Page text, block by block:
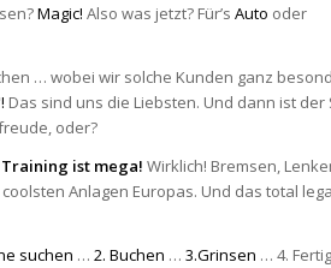
Magic! Also was jetzt? Für’sAuto oder
… wobei wir solche Kunden ganz
Das sind uns die Liebsten. Und dann ist der
oder?
Training ist mega! Wirklich! Bremsen,
Anlagen Europas. Und das total
suchen …2. Buchen …3.Grinsen … 4.